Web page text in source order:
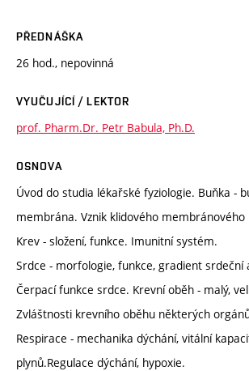
PŘEDNÁŠKA
26 hod., nepovinná
VYUČUJÍCÍ / LEKTOR
prof. Pharm.Dr. Petr Babula, Ph.D.
OSNOVA
Úvod do studia lékařské fyziologie. Buňka -
membrána. Vznik klidového membránového
Krev - složení, funkce. Imunitní systém.
Srdce - morfologie, funkce, gradient srdeční
Čerpací funkce srdce. Krevní oběh - malý,
Zvláštnosti krevního oběhu některých
Respirace - mechanika dýchání, vitální
plynů.Regulace dýchání, hypoxie.